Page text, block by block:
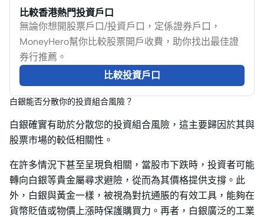
比較香港熱門投資戶口
無論你想開股票戶口/投資戶口，定係證券戶口，
MoneyHero幫你比較股票開戶收費，助你找出最佳證
券行推薦。
比較投資戶口
白銀能否分散你的投資組合風險？
白銀確實有助於分散您的投資組合風險，這主要歸因於其與
股票市場的較低相關性。
在許多情況下甚至呈現負相關，當股市下跌時，投資者可能
轉向白銀等貴金屬尋求避險，從而為其價格提供支撐。此
外，白銀與黃金一樣，被視為對抗通脹的有效工具，能夠在
貨幣貶值或物價上漲時保護購買力。再者，白銀廣泛的工業